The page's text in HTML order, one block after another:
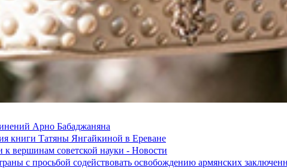
Арно Бабаджаняна
книги Татяны Янгайкиной в Ереване
вершинам советской науки - Новости
с просьбой содействовать освобождению армянских